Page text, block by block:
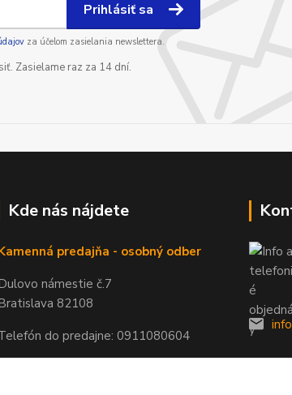
Prihlásiť sa
za účelom zasielania newslettera.
Zasielame raz za 14 dní.
Kde nás nájdete
predajňa - osobný odber
námestie č.7
82108
do predajne: 0911080604